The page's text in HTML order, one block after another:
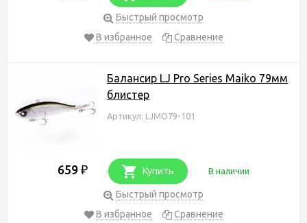
Быстрый просмотр
В избранное
Сравнение
Балансир LJ Pro Series Maiko 79мм
блистер
Артикул: LJMO79-101
659 ₽ Купить В наличии
Быстрый просмотр
В избранное
Сравнение